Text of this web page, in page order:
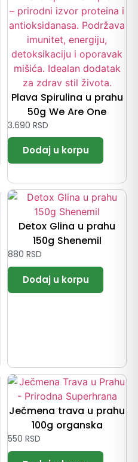
Plava Spirulina u prahu
50g We Are One
3.690 RSD
Detox Glina u prahu
150g Shenemil
880 RSD
Ječmena trava u prahu
100g organska
550 RSD